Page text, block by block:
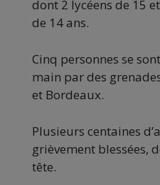
dont 2 lycéens de 15
de 14 ans.
Cinq personnes se
main par des
et Bordeaux.
Plusieurs centaines
grièvement blessées,
tête.